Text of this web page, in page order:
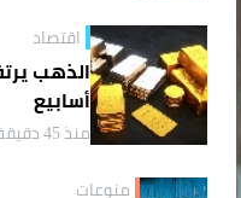
اقتصاد
أسابيع
منذ 45 دقيقة
منوعات